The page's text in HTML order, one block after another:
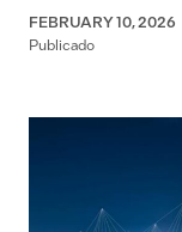
FEBRUARY 10, 2026
Publicado